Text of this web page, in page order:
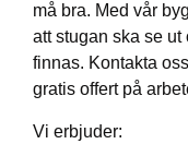
må bra. Med vår
att stugan ska se
finnas. Kontakta
gratis offert på
Vi erbjuder: